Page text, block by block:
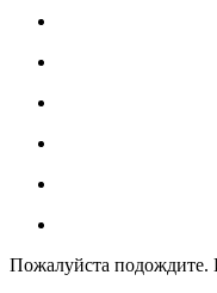
Пожалуйста подождите.